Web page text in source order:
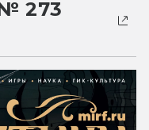
273